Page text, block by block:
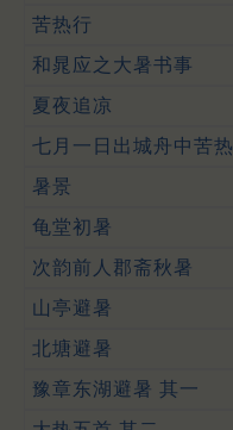
苦热行
和晁应之大暑书事
夏夜追凉
七月一日出城舟中苦热
暑景
龟堂初暑
次韵前人郡斋秋暑
山亭避暑
北塘避暑
豫章东湖避暑 其一